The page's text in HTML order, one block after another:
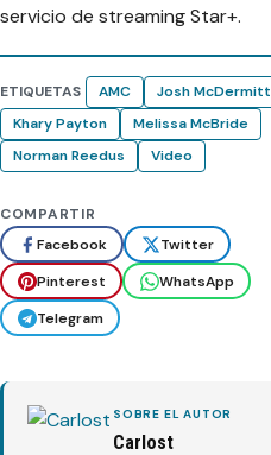
servicio de streaming Star+.
ETIQUETAS AMC
Josh McDermitt
Khary Payton
Melissa McBride
Norman Reedus
Video
COMPARTIR
Facebook
Twitter
Pinterest
WhatsApp
Telegram
SOBRE EL AUTOR
Carlost